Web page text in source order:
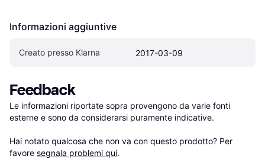
Informazioni aggiuntive
Creato presso Klarna 2017-03-09
Feedback
Le informazioni riportate sopra provengono da varie fonti
esterne e sono da considerarsi puramente indicative.
Hai notato qualcosa che non va con questo prodotto? Per
favore segnala problemi qui.